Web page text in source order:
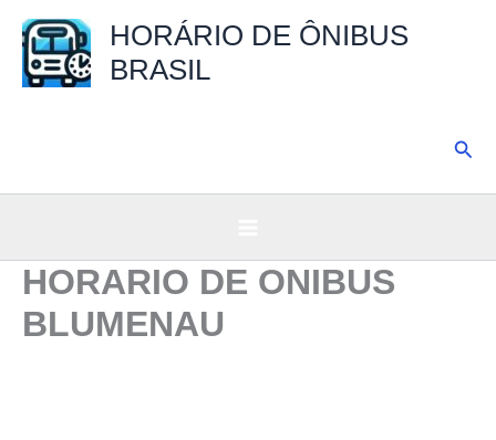
para
HORÁRIO DE ÔNIBUS
BRASIL
HORARIO DE ONIBUS
BLUMENAU